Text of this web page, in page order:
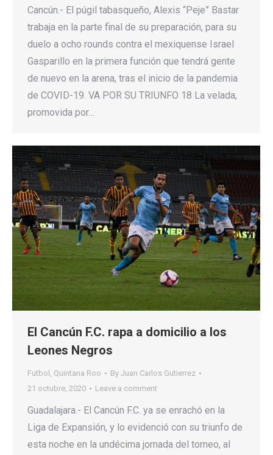
Cancún.- El púgil tabasqueño, Alexis “Peje” Bastar
trabaja en la parte final de su preparación, para su
duelo a ocho rounds contra el mexiquense Israel
Gasparillo en la primera función que tendrá gente
de nuevo en la arena, tras el inicio de la pandemia
de COVID-19. VA POR SU TRIUNFO 18 La velada,
promovida por…
El Cancún F.C. rapa a domicilio a los
Leones Negros
Futbol , Quintana Roo By Juan Carlos Gutierrez
21 octubre, 2020
Leave a comment
Guadalajara.- El Cancún F.C. ya se enrachó en la
Liga de Expansión, y lo evidenció con su triunfo de
esta noche en la undécima jornada del torneo, al